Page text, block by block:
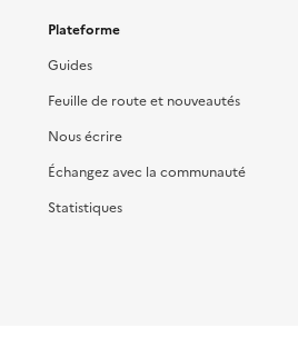
Plateforme
Guides
Feuille de route et nouveautés
Nous écrire
Échangez avec la communauté
Statistiques